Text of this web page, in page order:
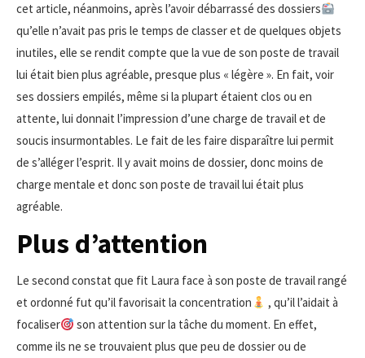
cet article, néanmoins, après l’avoir débarrassé des dossiers
qu’elle n’avait pas pris le temps de classer et de quelques objets
inutiles, elle se rendit compte que la vue de son poste de travail
lui était bien plus agréable, presque plus « légère ». En fait, voir
ses dossiers empilés, même si la plupart étaient clos ou en
attente, lui donnait l’impression d’une charge de travail et de
soucis insurmontables. Le fait de les faire disparaître lui permit
de s’alléger l’esprit. Il y avait moins de dossier, donc moins de
charge mentale et donc son poste de travail lui était plus
agréable.
Plus d’attention
Le second constat que fit Laura face à son poste de travail rangé
et ordonné fut qu’il favorisait la concentration
, qu’il l’aidait à
focaliser
son attention sur la tâche du moment. En effet,
comme ils ne se trouvaient plus que peu de dossier ou de